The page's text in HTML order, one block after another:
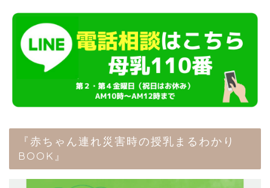
『赤ちゃん連れ災害時の授乳まるわかり
BOOK』